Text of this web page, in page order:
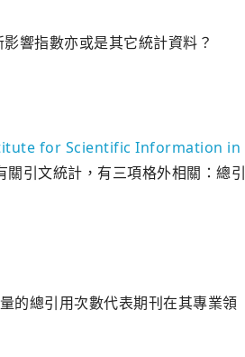
響指數亦或是其它統計資料？
for Scientific Information in
引文統計，有三項格外相關：總引
的總引用次數代表期刊在其專業領